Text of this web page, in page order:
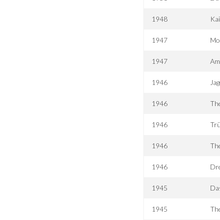
1948
1947
1947
1946
1946
1946
1946
1946
1945
1945